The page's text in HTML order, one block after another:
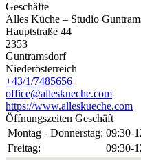
Geschäfte
Alles Küche – Studio
Hauptstraße 44
2353
Guntramsdorf
Niederösterreich
+43/1/7485656
office@alleskueche.com
https://www.alleskueche.com
Öffnungszeiten Geschäft
Montag - Donnerstag: 09:30-
Freitag:
09:30-